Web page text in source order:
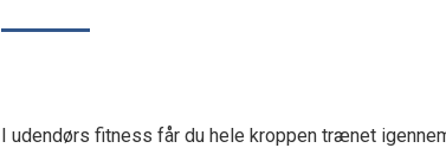
I udendørs fitness får du hele kroppen trænet